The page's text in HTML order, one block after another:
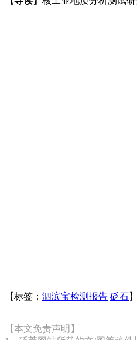
【标签： 泗滨宝检测报告 砭石】
【本文免责声明】